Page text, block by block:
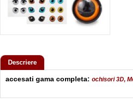
Descriere
accesati gama completa: ochisori 3D,